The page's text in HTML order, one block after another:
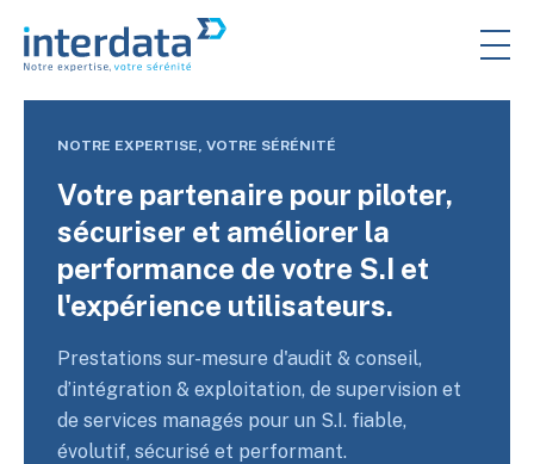
NOTRE EXPERTISE, VOTRE SÉRÉNITÉ
Votre partenaire pour piloter,
sécuriser et améliorer la
performance de votre S.I et
l'expérience utilisateurs.
Prestations sur-mesure d'audit & conseil,
d’intégration & exploitation, de supervision et
de services managés pour un S.I. fiable,
évolutif, sécurisé et performant.